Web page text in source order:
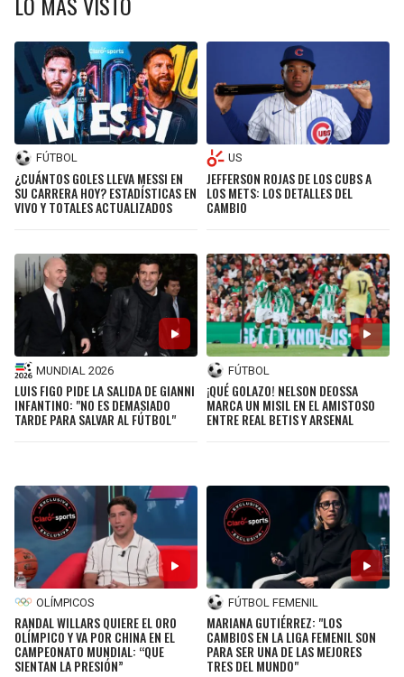
FÚTBOL
¿CUÁNTOS GOLES LLEVA MESSI EN
SU CARRERA HOY? ESTADÍSTICAS EN
VIVO Y TOTALES ACTUALIZADOS
US
JEFFERSON ROJAS DE LOS CUBS A
LOS METS: LOS DETALLES DEL
CAMBIO
MUNDIAL 2026
LUIS FIGO PIDE LA SALIDA DE GIANNI
INFANTINO: "NO ES DEMASIADO
TARDE PARA SALVAR AL FÚTBOL"
FÚTBOL
¡QUÉ GOLAZO! NELSON DEOSSA
MARCA UN MISIL EN EL AMISTOSO
ENTRE REAL BETIS Y ARSENAL
OLÍMPICOS
RANDAL WILLARS QUIERE EL ORO
OLÍMPICO Y VA POR CHINA EN EL
CAMPEONATO MUNDIAL: “QUE
SIENTAN LA PRESIÓN”
FÚTBOL FEMENIL
MARIANA GUTIÉRREZ: "LOS
CAMBIOS EN LA LIGA FEMENIL SON
PARA SER UNA DE LAS MEJORES
TRES DEL MUNDO"